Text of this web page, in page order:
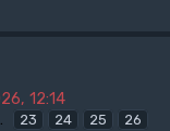
12:14
23 24 25 26